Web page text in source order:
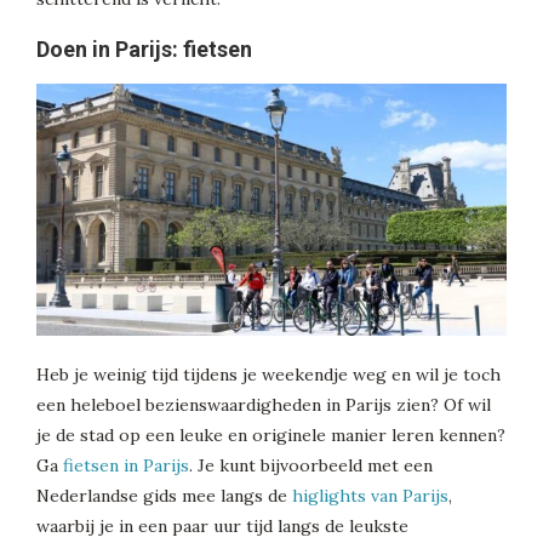
Doen in Parijs: fietsen
Heb je weinig tijd tijdens je weekendje weg en wil je toch
een heleboel bezienswaardigheden in Parijs zien? Of wil
je de stad op een leuke en originele manier leren kennen?
Ga fietsen in Parijs. Je kunt bijvoorbeeld met een
Nederlandse gids mee langs de higlights van Parijs,
waarbij je in een paar uur tijd langs de leukste